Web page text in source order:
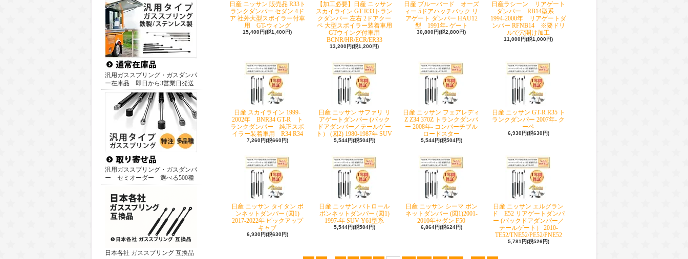
汎用ガススプリング・ガスダンパ
ー在庫品 即日から3営業日発送
汎用ガススプリング・ガスダンパ
ー セミオーダー 選べる500種
日本各社 ガススプリング 互換品
日産 ニッサン 販売品 R33ト
ランクダンパー セダン 4ド
ア 社外大型スポイラー付車
用 GT-ウィング
15,400円(税1,400円)
【加工必要】日産 ニッサン
スカイライン GT-R33トラン
クダンパー 左右 2ドアクー
ペ 大型スポイラー装着車用
GTウイング付車用
BCNR/HR/ECR/ER33
13,200円(税1,200円)
日産 ブルーバード オーズ
ィー 5ドアハッチバック リ
アゲート ダンパー HAU12
型 1991年- ゲート
30,800円(税2,800円)
日産ラシーン リアゲート
ダンパー RB14型系
1994-2000年 リアゲートダ
ンパー RFNB14 ※要ドリ
ルで穴開け加工
11,000円(税1,000円)
日産 スカイライン 1999-
2002年 BNR34 GT-R ト
ランクダンパー 純正スポ
イラー装着車用 R34 R34
7,260円(税660円)
日産 ニッサン サファリ リ
アゲートダンパー (バック
ドアダンパー／テールゲー
ト） (図2) 1980-1987年 SUV
5,544円(税504円)
日産 ニッサン フェアレディ
Z Z34 370Z トランクダンパ
ー 2008年- コンバーチブル
ロードスター
5,544円(税504円)
日産 ニッサン GT-R R35 ト
ランクダンパー 2007年- ク
ーペ
6,930円(税630円)
日産 ニッサン タイタン ボ
ンネットダンパー (図1)
2017-2022年 ピックアップ
キャブ
6,930円(税630円)
日産 ニッサン パトロール
ボンネットダンパー (図1)
1997-年 SUV Y61型系
5,544円(税504円)
日産 ニッサン シーマ ボン
ネットダンパー (図1)2001-
2010年セダン F50
6,864円(税624円)
日産 ニッサン エルグラン
ド E52 リアゲートダンパ
ー (バックドアダンパー／
テールゲート） 2010-
TE52/TNE52/PE52/PNE52
5,781円(税526円)